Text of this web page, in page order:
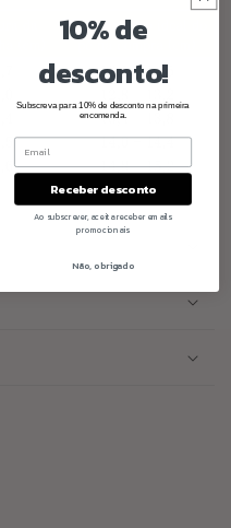
10% de
desconto!
Subscreva para 10% de desconto na primeira
encomenda.
Receber desconto
Ao subscrever, aceita receber emails
promocionais
Não, obrigado